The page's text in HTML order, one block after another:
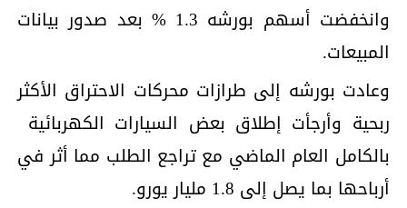
وانخفضت أسهم بورشه 1.3 % بعد صدور بيانات
المبيعات.
وعادت بورشه إلى طرازات محركات الاحتراق الأكثر
ربحية وأرجأت إطلاق بعض ⁠السيارات الكهربائية ​
بالكامل العام الماضي مع تراجع الطلب مما أثر في
أرباحها بما يصل ​إلى 1.8 مليار يورو.